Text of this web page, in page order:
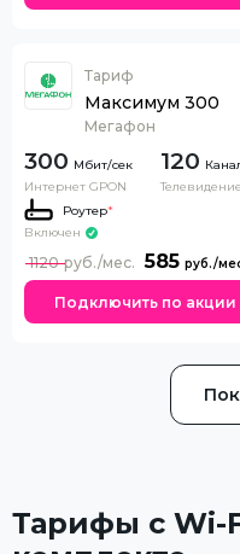
Тариф
Максимум 300
Мегафон
300
Интернет GPON
120
Телевидение
Роутер*
Включен
585
1120
Подключить по акции
Тарифы с Wi-